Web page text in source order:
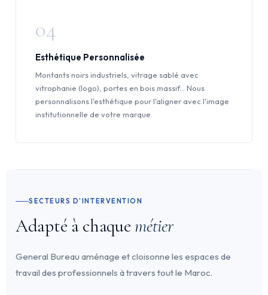
04
Esthétique Personnalisée
Montants noirs industriels, vitrage sablé avec
vitrophanie (logo), portes en bois massif... Nous
personnalisons l'esthétique pour l'aligner avec l'image
institutionnelle de votre marque.
SECTEURS D'INTERVENTION
Adapté à chaquemétier
General Bureau aménage et cloisonne les espaces de
travail des professionnels à travers tout le Maroc.